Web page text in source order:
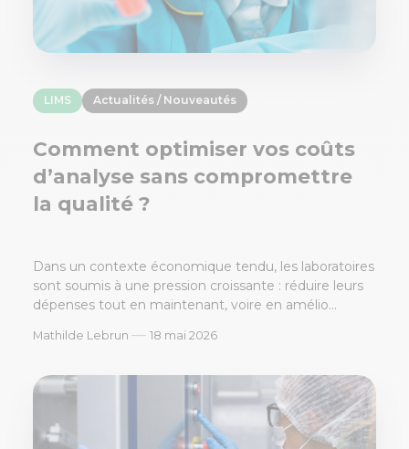
LIMS Actualités / Nouveautés
Comment optimiser vos coûts
d’analyse sans compromettre
la qualité ?
Dans un contexte économique tendu, les laboratoires
sont soumis à une pression croissante : réduire leurs
dépenses tout en maintenant, voire en amélio...
Mathilde Lebrun — 18 mai 2026